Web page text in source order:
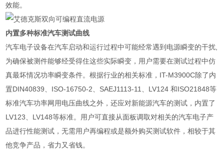
效能。
内置多种标准汽车测试曲线
汽车电子设备在汽车启动和运行过程中可能经常遇到电源瞬变的干扰
为确保被测件能够经受得住这些实际瞬变，用户需要在测试过程中仿
真最坏情况功率瞬变条件。根据行业的相关标准， IT-M3900C除了内
置DIN40839 ISO-16750-2 SAEJ1113-11 LV124和ISO21848等
标准汽车功率网用电压曲线之外，还应对新能源汽车的测试，内置了
LV123
LV148等标准。用户可直接从面板调取对相关的汽车电子产
品进行性能测试，无需用户再编程或是额外购买测试软件，相较于其
他竞争产品，省力又省钱。